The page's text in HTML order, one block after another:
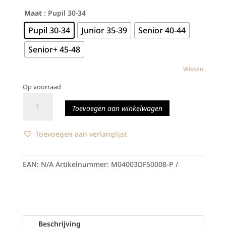
Maat : Pupil 30-34
Pupil 30-34 Junior 35-39
Senior 40-44
Senior+ 45-48
Wissen
Op voorraad
aantal
Toevoegen aan winkelwagen
Toevoegen aan verlanglijst
EAN: N/A Artikelnummer: M04003DF50008-P
Beschrijving